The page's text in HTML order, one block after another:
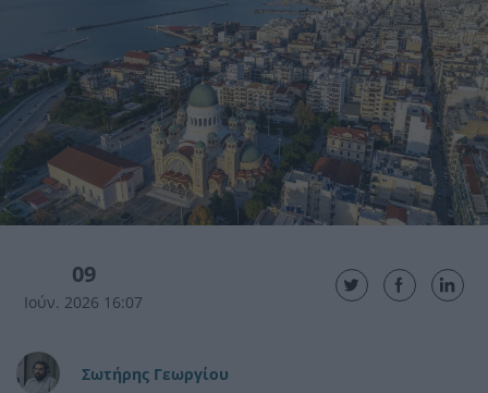
09
Ιούν. 2026 16:07
Σωτήρης Γεωργίου